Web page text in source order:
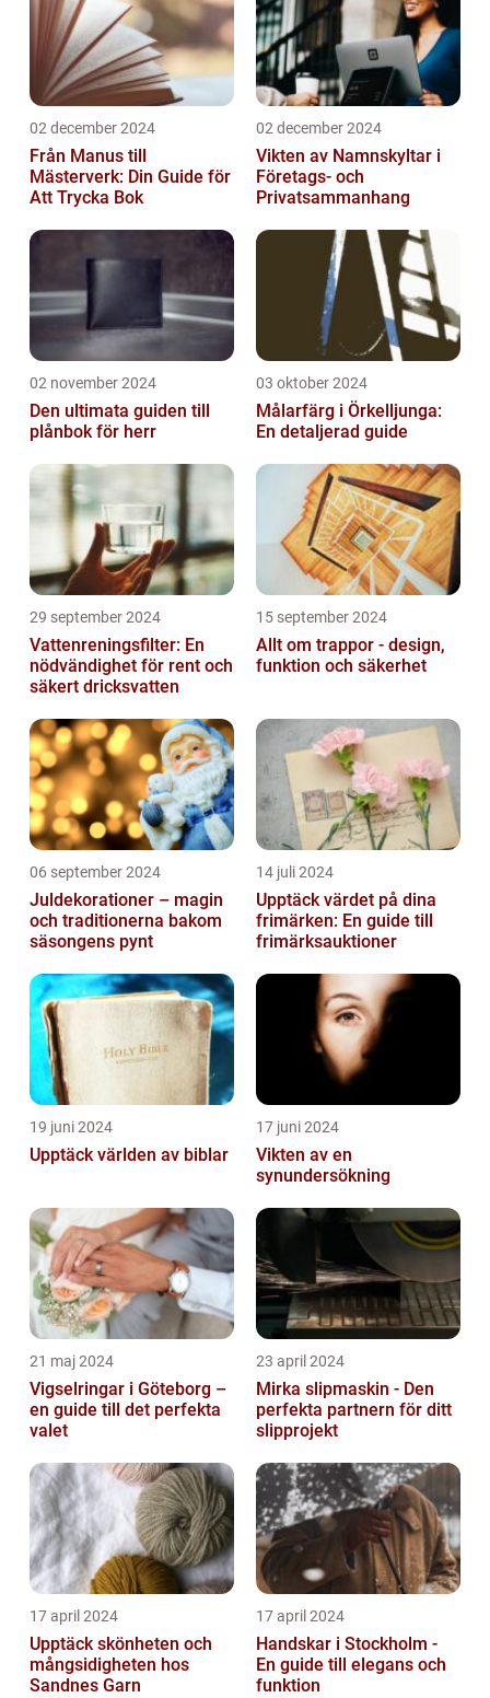
02 december 2024
Från Manus till
Mästerverk: Din Guide för
Att Trycka Bok
02 december 2024
Vikten av Namnskyltar i
Företags- och
Privatsammanhang
02 november 2024
Den ultimata guiden till
plånbok för herr
03 oktober 2024
Målarfärg i Örkelljunga:
En detaljerad guide
29 september 2024
Vattenreningsfilter: En
nödvändighet för rent och
säkert dricksvatten
15 september 2024
Allt om trappor - design,
funktion och säkerhet
06 september 2024
Juldekorationer – magin
och traditionerna bakom
säsongens pynt
14 juli 2024
Upptäck värdet på dina
frimärken: En guide till
frimärksauktioner
19 juni 2024
Upptäck världen av biblar
17 juni 2024
Vikten av en
synundersökning
21 maj 2024
Vigselringar i Göteborg –
en guide till det perfekta
valet
23 april 2024
Mirka slipmaskin - Den
perfekta partnern för ditt
slipprojekt
17 april 2024
Upptäck skönheten och
mångsidigheten hos
Sandnes Garn
17 april 2024
Handskar i Stockholm -
En guide till elegans och
funktion